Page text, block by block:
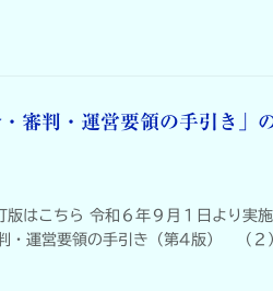
審判・運営要領の手引き」
はこちら 令和６年９月１日より実
運営要領の手引き（第4版） （２